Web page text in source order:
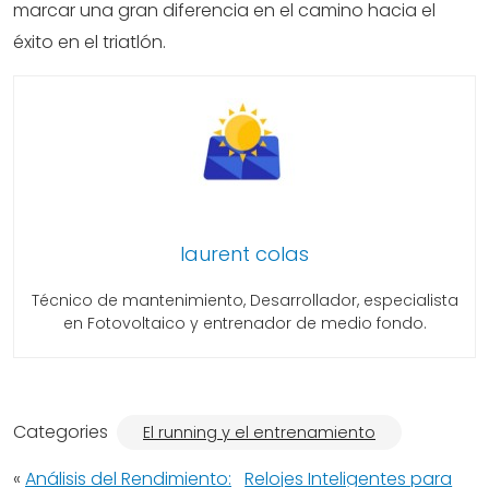
marcar una gran diferencia en el camino hacia el
éxito en el triatlón.
laurent colas
Técnico de mantenimiento, Desarrollador, especialista
en Fotovoltaico y entrenador de medio fondo.
Categories El running y el entrenamiento
« Análisis del Rendimiento: Relojes Inteligentes para